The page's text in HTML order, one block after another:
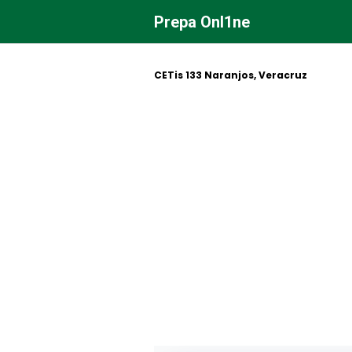
contenido
Prepa Onl1ne
CETis 133 Naranjos, Veracruz